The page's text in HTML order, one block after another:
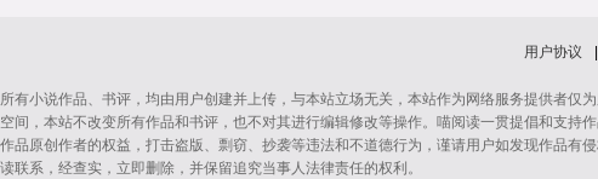
用户协议
有小说作品、书评，均由用户创建并上传，与本站立场无关，本站作为网络服务提供者仅
间，本站不改变所有作品和书评，也不对其进行编辑修改等操作。喵阅读一贯提倡和支持作
品原创作者的权益，打击盗版、剽窃、抄袭等违法和不道德行为，谨请用户如发现作品有
联系，经查实，立即删除，并保留追究当事人法律责任的权利。